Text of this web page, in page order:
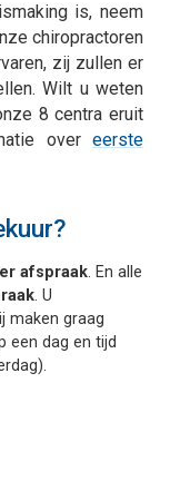
is, neem
chiropractoren
zij zullen er
Wilt u weten
8 centra eruit
over eerste
afspraak. En alle
. U
maken graag
een dag en tijd